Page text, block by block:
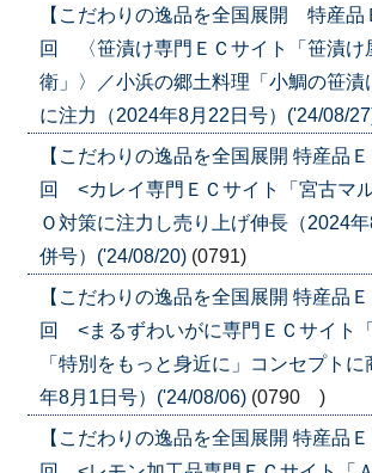
【こだわりの逸品を全国展開 特産品
回 〈笹漬け専門ＥＣサイト「笹漬
衛」〉／小浜の郷土料理「小鯛の笹漬
に注力（2024年8月22日号）('24/08/
【こだわりの逸品を全国展開 特産品
回 <カレイ専門ＥＣサイト「宮古マ
Ｏ対策に注力し売り上げ伸長（2024
併号）('24/08/20) (0791)
【こだわりの逸品を全国展開 特産品
回 <まるずわいがに専門ＥＣサイト
「特別をもっと身近に」コンセプト
年8月1日号）('24/08/06) (0790 )
【こだわりの逸品を全国展開 特産品